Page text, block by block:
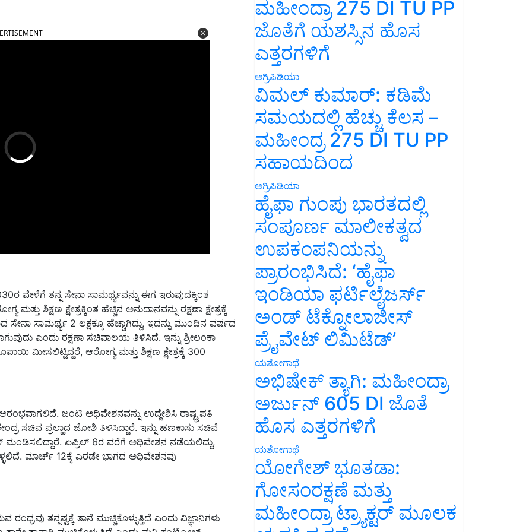
ಶಿಕ್ಷಣ ಕ್ಷೇತ್ರಕ್ಕಿಂತ ಹೆಚ್ಚಿನ ಅನುದಾನವನ್ನು ರಕ್ಷಣಾ ಕ್ಷೇತ್ರಕ್ಕೆ
ಸೇನಾ ಸಾಮರ್ಥ್ಯ 2 ಲಕ್ಷಕ್ಕೂ ಹೆಚ್ಚಾಗಿದ್ದು, ಇದನ್ನು ಮುಂದಿನ ವರ್ಷದ
ಎಂದು ರಕ್ಷಣಾ ಸಚಿವಾಲಯ ತಿಳಿಸಿದೆ. ಇನ್ನು ಶ್ರೀಲಂಕಾ
ಮೀಸಲಿಟ್ಟಿದ್ದರೆ, ಆರೋಗ್ಯ ಮತ್ತು ಶಿಕ್ಷಣ ಕ್ಷೇತ್ರಕ್ಕೆ 300
ಸಚಿವ ಪ್ರಲ್ಹಾದ ಜೋಶಿ ತಿಳಿಸಿದ್ದಾರೆ. ಇನ್ನು ಹಣಕಾಸು ಸಚಿವೆ
ಮಂಡಿಸಲಿದ್ದಾರೆ. ಏಪ್ರಿಲ್‌ 6ರ ವರೆಗೆ ಅಧಿವೇಶನ ನಡೆಯಲಿದ್ದು,
ಮಾರ್ಚ್‌ 12ಕ್ಕೆ ಎರಡೇ ಭಾಗದ ಅಧಿವೇಶನವು
ತಾನಾಗಿ ಮುಚ್ಚಿಕೊಳ್ಳುತ್ತಿದೆ ಎಂದು ಮನಿ ಕಂಟ್ರೋಲ್
ಮಹೀಂದ್ರಾ 275 DI TU PP
ಜೊತೆಗೆ ಯಶಸ್ಸಿನ ಹೊಸ
ಎತ್ತರಗಳಿಗೆ
ಅಗ್ರಿಪಿಡಿಯಾ
ವಿಮಲ್ ಕುಮಾರ್: ಕಡಿಮೆ
ಸಮಯದಲ್ಲಿ ಹೆಚ್ಚು ಕೆಲಸ –
ಮಹೀಂದ್ರ 275 DI TU PP
ಸಹಾಯದಿಂದ
ಅಗ್ರಿಪಿಡಿಯಾ
ಹೈಫಾ ಗುಂಪು ಭಾರತದಲ್ಲಿ
ಸಂಪೂರ್ಣ ಮಾಲೀಕತ್ವದ
ಉಪಕಂಪನಿಯನ್ನು
ಪ್ರಾರಂಭಿಸಿದೆ: ‘ಹೈಫಾ
ಇಂಡಿಯಾ ಫರ್ಟಿಲೈಜರ್ಸ್
ಅಂಡ್ ಟೆಕ್ನೋಲಾಜೀಸ್
ಪ್ರೈವೇಟ್ ಲಿಮಿಟೆಡ್’
ಯಶೋಗಾಥೆ
ಅಭಿಷೇಕ್ ತ್ಯಾಗಿ: ಮಹೀಂದ್ರಾ
ಅರ್ಜುನ್ 605 DI ಜೊತೆ
ಹೊಸ ಎತ್ತರಗಳಿಗೆ
ಯಶೋಗಾಥೆ
ಯೋಗೇಶ್ ಭೂತಡಾ:
ಗೋಸಂರಕ್ಷಣೆ ಮತ್ತು
ಮಹೀಂದ್ರಾ ಟ್ರ್ಯಾಕ್ಟರ್ ಮೂಲಕ